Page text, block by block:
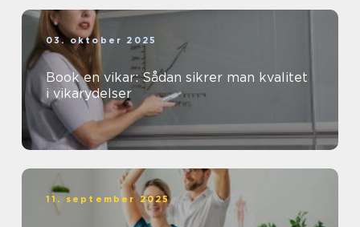
03. oktober 2025
Book en vikar: Sådan sikrer man kvalitet
i vikarydelser
11. september 2025